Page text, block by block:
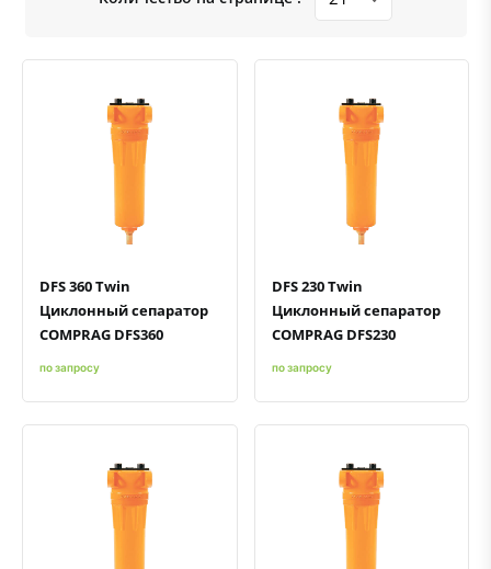
DFS 360 Twin
Циклонный сепаратор
COMPRAG DFS360
по запросу
DFS 230 Twin
Циклонный сепаратор
COMPRAG DFS230
по запросу